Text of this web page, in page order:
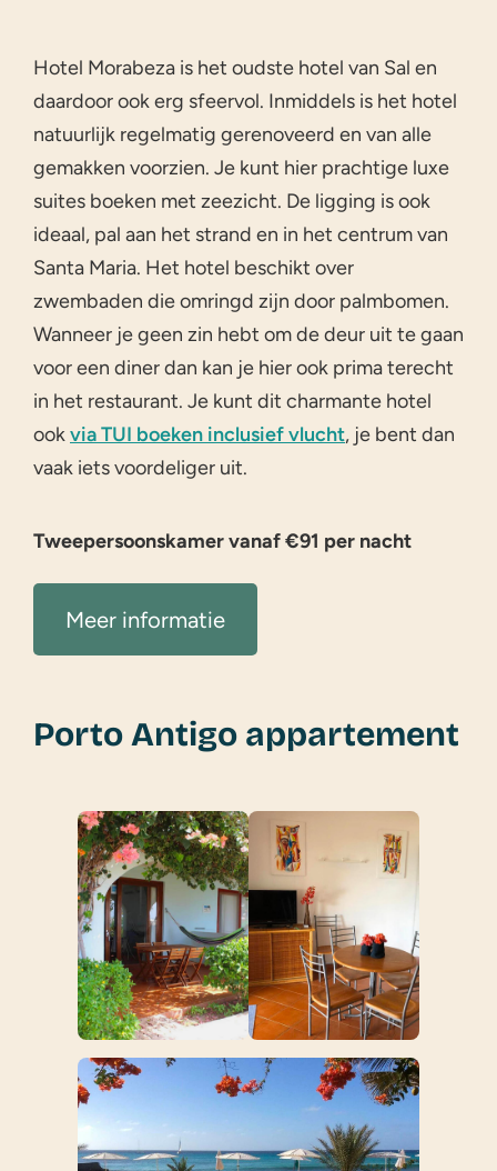
Hotel Morabeza is het oudste hotel van Sal en
daardoor ook erg sfeervol. Inmiddels is het hotel
natuurlijk regelmatig gerenoveerd en van alle
gemakken voorzien. Je kunt hier prachtige luxe
suites boeken met zeezicht. De ligging is ook
ideaal, pal aan het strand en in het centrum van
Santa Maria. Het hotel beschikt over
zwembaden die omringd zijn door palmbomen.
Wanneer je geen zin hebt om de deur uit te gaan
voor een diner dan kan je hier ook prima terecht
in het restaurant. Je kunt dit charmante hotel
ookvia TUI boeken inclusief vlucht, je bent dan
vaak iets voordeliger uit.
Tweepersoonskamer vanaf €91 per nacht
Meer informatie
Porto Antigo appartement